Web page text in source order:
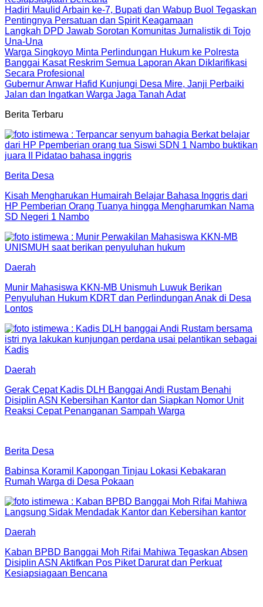
Hadiri Maulid Arbain ke-7, Bupati dan Wabup Buol Tegaskan
Pentingnya Persatuan dan Spirit Keagamaan
Langkah DPD Jawab Sorotan Komunitas Jurnalistik di Tojo
Una-Una
Warga Singkoyo Minta Perlindungan Hukum ke Polresta
Banggai Kasat Reskrim Semua Laporan Akan Diklarifikasi
Secara Profesional
Gubernur Anwar Hafid Kunjungi Desa Mire, Janji Perbaiki
Jalan dan Ingatkan Warga Jaga Tanah Adat
Berita Terbaru
Berita Desa
Kisah Mengharukan Humairah Belajar Bahasa Inggris dari
HP Pemberian Orang Tuanya hingga Mengharumkan Nama
SD Negeri 1 Nambo
Daerah
Munir Mahasiswa KKN-MB Unismuh Luwuk Berikan
Penyuluhan Hukum KDRT dan Perlindungan Anak di Desa
Lontos
Daerah
Gerak Cepat Kadis DLH Banggai Andi Rustam Benahi
Disiplin ASN Kebersihan Kantor dan Siapkan Nomor Unit
Reaksi Cepat Penanganan Sampah Warga
Berita Desa
Babinsa Koramil Kapongan Tinjau Lokasi Kebakaran
Rumah Warga di Desa Pokaan
Daerah
Kaban BPBD Banggai Moh Rifai Mahiwa Tegaskan Absen
Disiplin ASN Aktifkan Pos Piket Darurat dan Perkuat
Kesiapsiagaan Bencana